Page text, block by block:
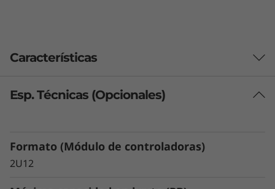
e
D
E
Características
Aproveche la tecnología Flash en un
Optimizado para ofrecer capacidad y
Esp. Técnicas (Opcionales)
Formato (Módulo de controladoras)
2U12